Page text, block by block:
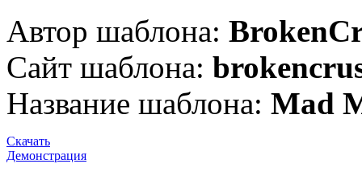
Автор шаблона:
Сайт шаблона:
Название шаблона: Mad
Скачать
Демонстрация